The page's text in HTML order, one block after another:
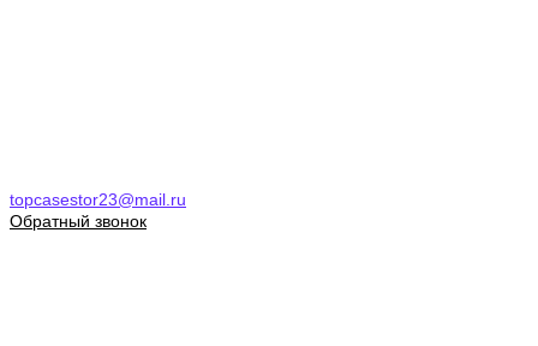
topcasestor23@mail.ru
Обратный звонок